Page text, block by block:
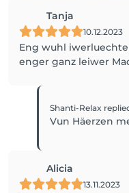
Tanja
10.12.2023
Eng wuhl
Shanti-Relax
Vun Häerzen
Alicia
13.11.2023